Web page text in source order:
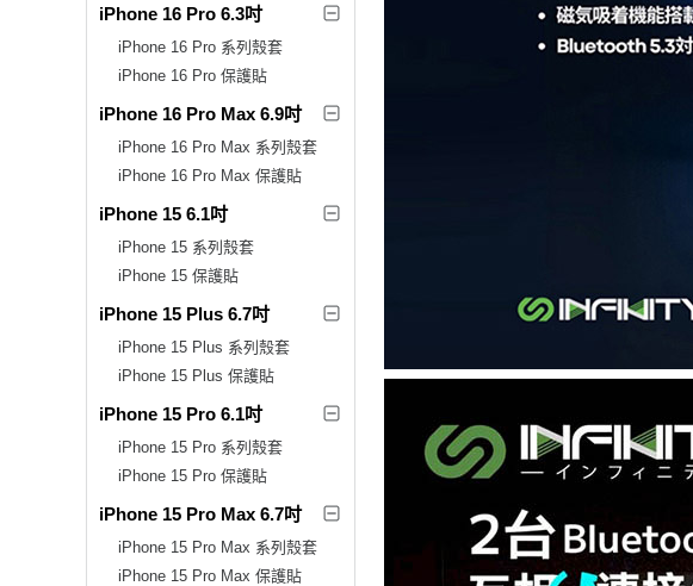
iPhone 16 Pro 6.3吋
iPhone 16 Pro 系列殼套
iPhone 16 Pro 保護貼
iPhone 16 Pro Max 6.9吋
iPhone 16 Pro Max 系列殼套
iPhone 16 Pro Max 保護貼
iPhone 15 6.1吋
iPhone 15 系列殼套
iPhone 15 保護貼
iPhone 15 Plus 6.7吋
iPhone 15 Plus 系列殼套
iPhone 15 Plus 保護貼
iPhone 15 Pro 6.1吋
iPhone 15 Pro 系列殼套
iPhone 15 Pro 保護貼
iPhone 15 Pro Max 6.7吋
iPhone 15 Pro Max 系列殼套
iPhone 15 Pro Max 保護貼